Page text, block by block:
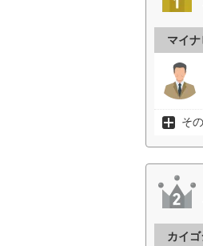
マイ
そ
カイ